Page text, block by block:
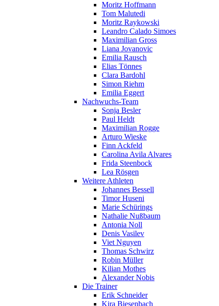
Moritz Hoffmann
Tom Malutedi
Moritz Raykowski
Leandro Calado Simoes
Maximilian Gross
Liana Jovanovic
Emilia Rausch
Elias Tönnes
Clara Bardohl
Simon Riehm
Emilia Eggert
Nachwuchs-Team
Sonja Besler
Paul Heldt
Maximilian Rogge
Arturo Wieske
Finn Ackfeld
Carolina Avila Alvares
Frida Steenbock
Lea Rösgen
Weitere Athleten
Johannes Bessell
Timor Huseni
Marie Schürings
Nathalie Nußbaum
Antonia Noll
Denis Vasilev
Viet Nguyen
Thomas Schwirz
Robin Müller
Kilian Mothes
Alexander Nobis
Die Trainer
Erik Schneider
Kira Biesenbach